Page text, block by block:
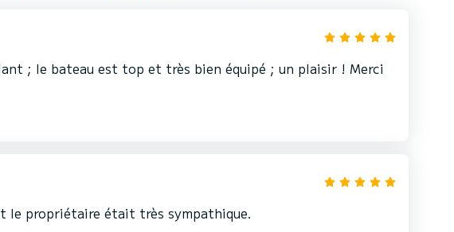
; le bateau est top et très bien équipé ; un plaisir ! Merci
le propriétaire était très sympathique.